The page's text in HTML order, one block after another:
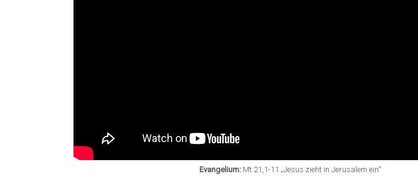
Evangelium: Mt 21,1-11 „Jesus zieht in Jerusalem ein“